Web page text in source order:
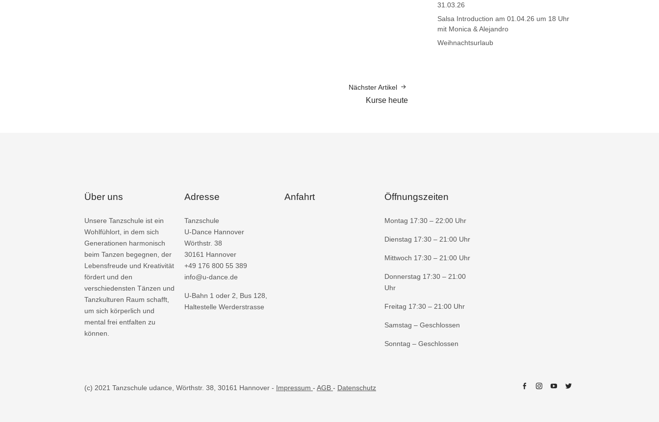
Nächster Artikel
Kurse heute
31.03.26
Salsa Introduction am 01.04.26 um 18 Uhr
mit Monica & Alejandro
Weihnachtsurlaub
Über uns
Unsere Tanzschule ist ein
Wohlfühlort, in dem sich
Generationen harmonisch
beim Tanzen begegnen, der
Lebensfreude und Kreativität
fördert und den
verschiedensten Tänzen und
Tanzkulturen Raum schafft,
um sich körperlich und
mental frei entfalten zu
können.
Adresse
Tanzschule
U-Dance Hannover
Wörthstr. 38
30161 Hannover
+49 176 800 55 389
info@u-dance.de
U-Bahn 1 oder 2, Bus 128,
Haltestelle Werderstrasse
Anfahrt Öffnungszeiten
Montag 17:30 – 22:00 Uhr
Dienstag 17:30 – 21:00 Uhr
Mittwoch 17:30 – 21:00 Uhr
Donnerstag 17:30 – 21:00
Uhr
Freitag 17:30 – 21:00 Uhr
Samstag – Geschlossen
Sonntag – Geschlossen
(c) 2021 Tanzschule udance, Wörthstr. 38, 30161 Hannover - Impressum - AGB - Datenschutz